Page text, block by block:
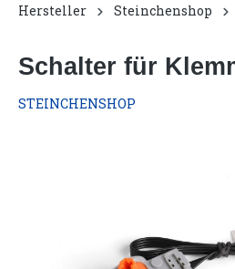
Hersteller Steinchenshop
Schalter für
STEINCHENSHOP